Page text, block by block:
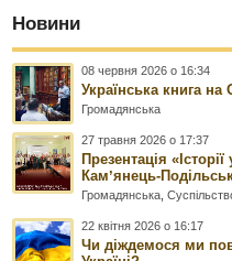
Новини
08 червня 2026 о 16:34
Українська книга на
Громадянська
27 травня 2026 о 17:37
Презентація
Камʼянець-
Громадянська ,
22 квітня 2026 о 16:17
Чи діждемося ми